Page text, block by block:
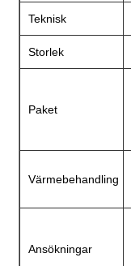
Teknisk
Storlek
Paket
Värmebehandling
Ansökningar